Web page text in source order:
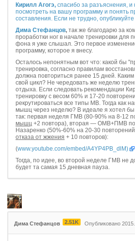
Кирилл Агогэ, спасибо за разъяснения, и
посмотреть на вашу программу и понять
составления. Если не трудно,
Дима Стефанцов, так же благодарю за
проработки ног в начале тренировки для
фона я уже слышал. Это первое
программу, которое я внесу.
Осталось непонятным вот что: какой бы
тренировка, согласно правилам
должна повториться ранее 15 дней. Каким
свой цикл? Не чередовать же неделю
отдыха. Если следовать рекомендации
тренировку с весом 60% и 17-20
рекрутироваться все типы МВ. Тогда как
мышц через неделю? В идеале я хотел бы
так: первая неделя ГМВ (80-90% на 8-12
мышц +2 повтора), вторая — ОМВ+ПМВ по
Назаренко (50%-60% на 20-30
отказа от жжения + 10 повторов):
(www.youtube.com/embed/A4YP4PB_dlM)
Тогда, по идее, во второй неделе ГМВ не
будет та самая 15 дневная пауза.
Дима Стефанцов 2.51K Опубликовано